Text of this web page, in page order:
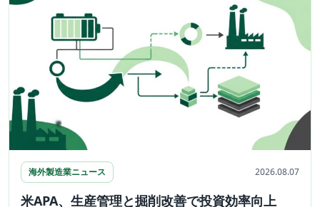
海外製造業ニュース 2026.08.07
米APA、生産管理と掘削改善で投資効率向上